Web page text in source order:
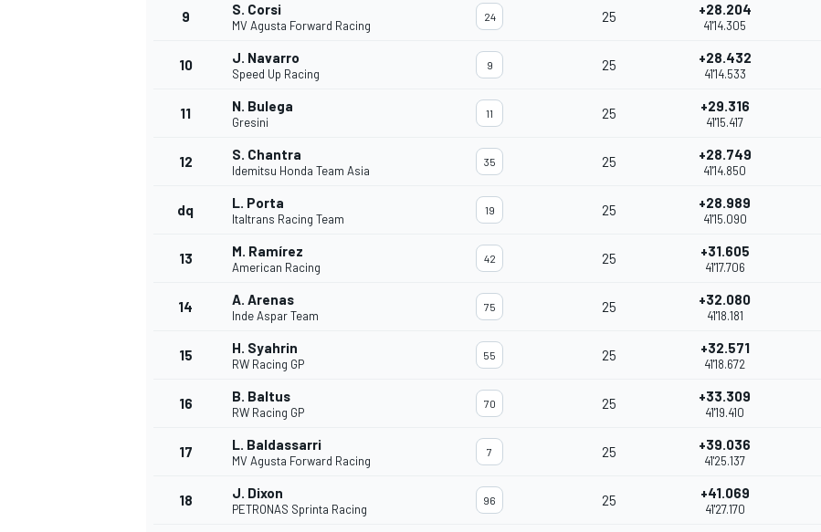
9 S. Corsi
MV Agusta Forward Racing
24 25 +28.204
41'14.305
10 J. Navarro
Speed Up Racing
9 25 +28.432
41'14.533
11 N. Bulega
Gresini
11 25 +29.316
41'15.417
12 S. Chantra
Idemitsu Honda Team Asia
35 25 +28.749
41'14.850
dq L. Porta
Italtrans Racing Team
19 25 +28.989
41'15.090
13 M. Ramírez
American Racing
42 25 +31.605
41'17.706
14 A. Arenas
Inde Aspar Team
75 25 +32.080
41'18.181
15 H. Syahrin
RW Racing GP
55 25 +32.571
41'18.672
16 B. Baltus
RW Racing GP
70 25 +33.309
41'19.410
17 L. Baldassarri
MV Agusta Forward Racing
7 25 +39.036
41'25.137
18 J. Dixon
PETRONAS Sprinta Racing
96 25 +41.069
41'27.170